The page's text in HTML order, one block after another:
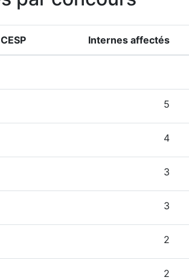
CESP Internes affectés
5
4
3
3
2
2